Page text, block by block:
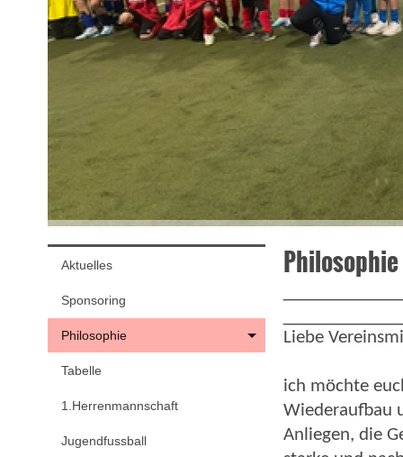
Liebe
ich möchte
Wiederaufbau
Anliegen, die
Aktuelles
Sponsoring
Philosophie
Tabelle
1.Herrenmannschaft
Jugendfussball